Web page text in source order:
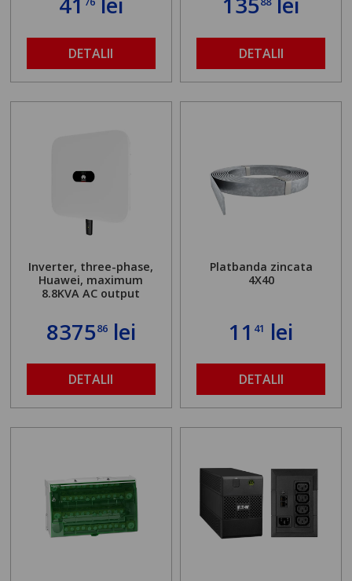
DETALII DETALII
Inverter, three-phase,
Huawei, maximum
8.8KVA AC output
837586lei
DETALII
Platbanda zincata
4X40
11 41 lei
DETALII